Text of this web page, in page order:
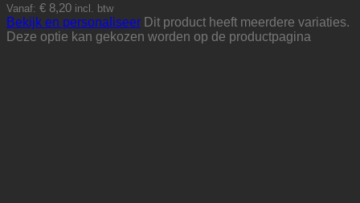
Vanaf: € 8,20 incl. btw
Bekijk en personaliseer Dit product heeft meerdere variaties.
Deze optie kan gekozen worden op de productpagina